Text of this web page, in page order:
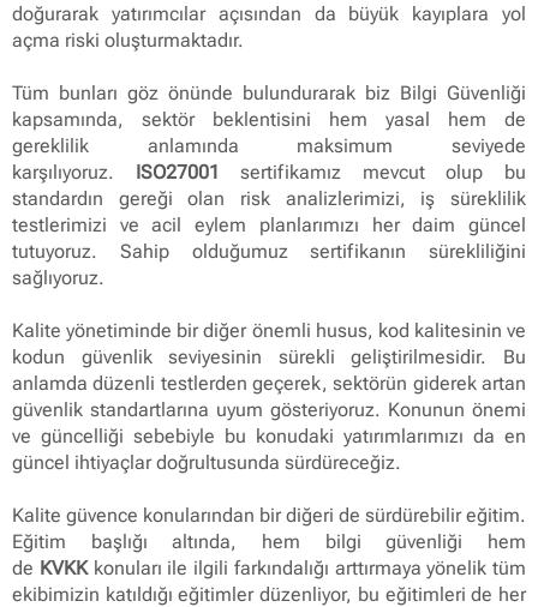
doğurarak yatırımcılar açısından da büyük kayıplara yol
açma riski oluşturmaktadır.
Tüm bunları göz önünde bulundurarak biz Bilgi Güvenliği
kapsamında, sektör beklentisini hem yasal hem de
gereklilik anlamında maksimum seviyede
karşılıyoruz. ISO27001 sertifikamız mevcut olup bu
standardın gereği olan risk analizlerimizi, iş süreklilik
testlerimizi ve acil eylem planlarımızı her daim güncel
tutuyoruz. Sahip olduğumuz sertifikanın sürekliliğini
sağlıyoruz.
Kalite yönetiminde bir diğer önemli husus, kod kalitesinin ve
kodun güvenlik seviyesinin sürekli geliştirilmesidir. Bu
anlamda düzenli testlerden geçerek, sektörün giderek artan
güvenlik standartlarına uyum gösteriyoruz. Konunun önemi
ve güncelliği sebebiyle bu konudaki yatırımlarımızı da en
güncel ihtiyaçlar doğrultusunda sürdüreceğiz.
Kalite güvence konularından bir diğeri de sürdürebilir eğitim.
Eğitim başlığı altında, hem bilgi güvenliği hem
de KVKKkonuları ile ilgili farkındalığı arttırmaya yönelik tüm
ekibimizin katıldığı eğitimler düzenliyor, bu eğitimleri de her